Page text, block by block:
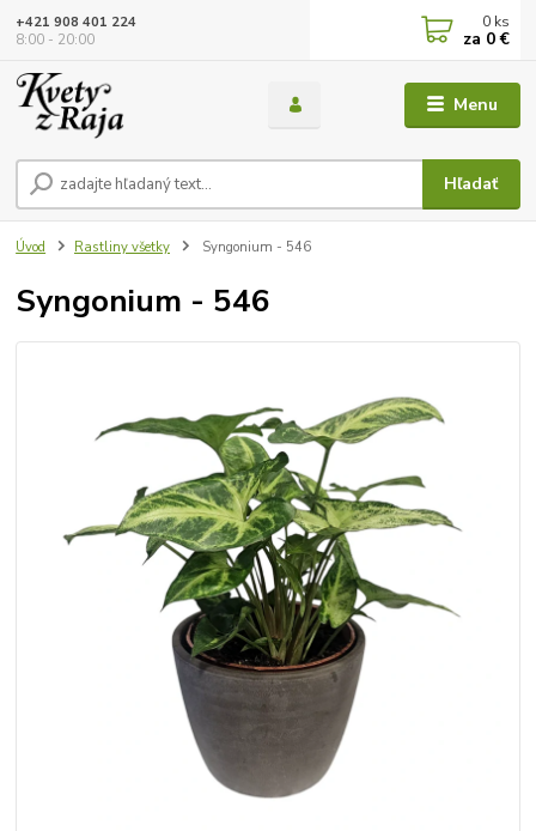
Menu
Hľadať
+421 908 401 224
8:00 - 20:00
0 ks
za 0 €
Úvod Rastliny všetky Syngonium - 546
Syngonium - 546